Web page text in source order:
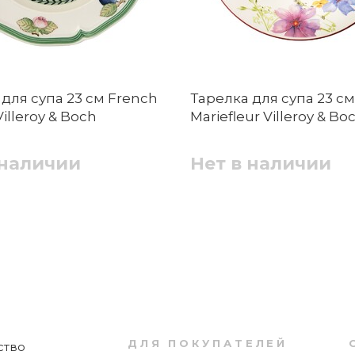
Блюдце чайное 16 см Chateau
супа 23 см French
& Boch
Тарелка для супа 23 см
Mariefleur Villeroy &
Нет в наличии
ДЛЯ ПОКУПАТЕЛЕЙ